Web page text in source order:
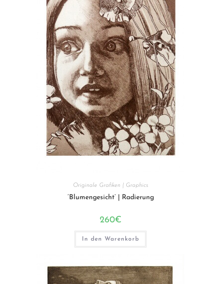
Originale Grafiken | Graphics
‘Blumengesicht’ | Radierung
260€
In den Warenkorb